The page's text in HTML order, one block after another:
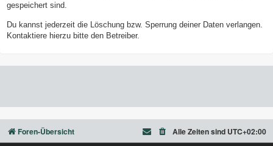
gespeichert sind.
Du kannst jederzeit die Löschung bzw. Sperrung deiner Daten verlangen.
Kontaktiere hierzu bitte den Betreiber.
Foren-Übersicht Alle Zeiten sind UTC+02:00